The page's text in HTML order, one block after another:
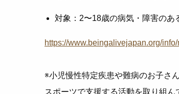
対象：2〜18歳の病気・障害のあ
https://www.beingalivejapan.org/
※小児慢性特定疾患や難病のお子さ
スポーツで支援する活動を取り組ん